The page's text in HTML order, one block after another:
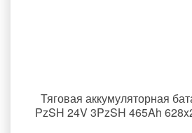
Тяговая аккумуляторная
PzSH 24V 3PzSH 465Ah